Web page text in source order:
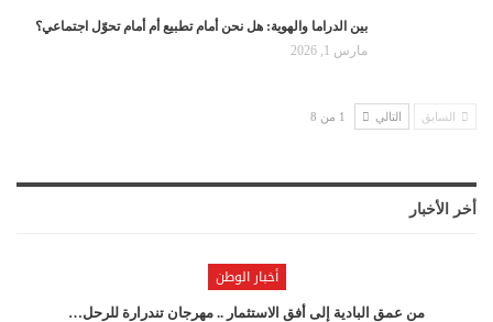
بين الدراما والهوية: هل نحن أمام تطبيع أم أمام تحوّل اجتماعي؟
مارس 1, 2026
السابق التالي 1 من 8
أخر الأخبار
أخبار الوطن
من عمق البادية إلى أفق الاستثمار .. مهرجان تندرارة للرحل…